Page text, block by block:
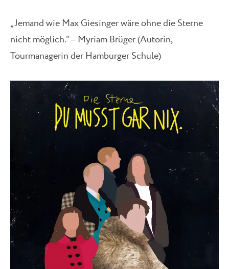
„Jemand wie Max Giesinger wäre ohne die Sterne
nicht möglich.“ – Myriam Brüger (Autorin,
Tourmanagerin der Hamburger Schule)